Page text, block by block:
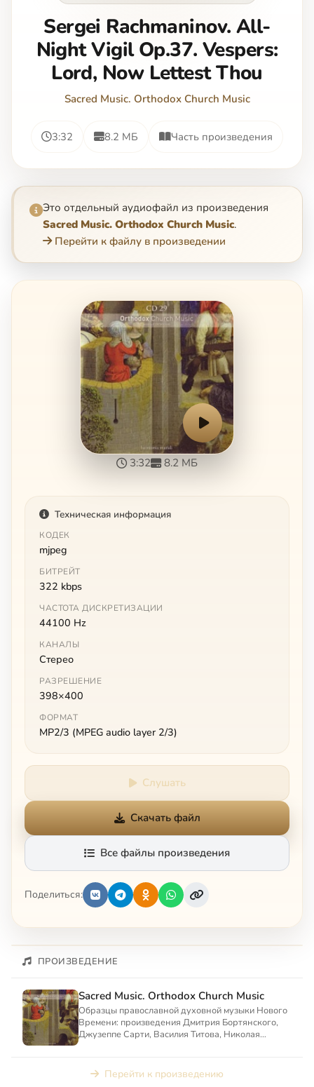
Sergei Rachmaninov. All-
Night Vigil Op.37. Vespers:
Lord, Now Lettest Thou
Sacred Music. Orthodox Church Music
3:32 8.2 МБ Часть произведения
Это отдельный аудиофайл из произведения
Sacred Music. Orthodox Church Music.
Перейти к файлу в произведении
3:32 8.2 МБ
Техническая информация
КОДЕК
mjpeg
БИТРЕЙТ
322 kbps
ЧАСТОТА ДИСКРЕТИЗАЦИИ
44100 Hz
КАНАЛЫ
Стерео
РАЗРЕШЕНИЕ
398×400
ФОРМАТ
MP2/3 (MPEG audio layer 2/3)
Слушать
Скачать файл
Все файлы произведения
Поделиться:
ПРОИЗВЕДЕНИЕ
Sacred Music. Orthodox Church Music
Образцы православной духовной музыки Нового
Времени: произведения Дмитрия Бортянского,
Джузеппе Сарти, Василия Титова, Николая
Перейти к произведению